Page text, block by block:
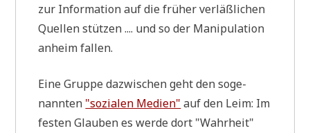
zur Infor­ma­ti­on auf die frü­her ver­läß­li­chen
Quel­len stüt­zen .... und so der Mani­pu­la­ti­on
anheim fallen.
Eine Grup­pe dazwi­schen geht den soge­
nann­ten "sozia­len Medi­en" auf den Leim: Im
festen Glau­ben es wer­de dort "Wahr­heit"